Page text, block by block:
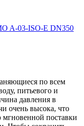
A-03-ISO-E DN350
по всем
питьевого и
давления в
очень высока, что
мгновенной поставки